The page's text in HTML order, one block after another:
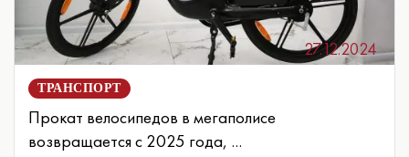
27.12.2024
ТРАНСПОРТ
Прокат велосипедов в мегаполисе
возвращается с 2025 года, ...